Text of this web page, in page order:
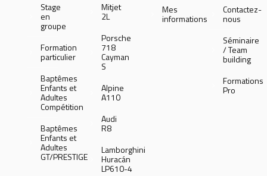
Stage
en
groupe
Formation
particulier
Baptêmes
Enfants et
Adultes
Compétition
Baptêmes
Enfants et
Adultes
GT/PRESTIGE
Mitjet
2L
Porsche
718
Cayman
S
Alpine
A110
Audi
R8
Lamborghini
Huracán
LP610-4
Mes
informations
Contactez-
nous
Séminaire
/ Team
building
Formations
Pro